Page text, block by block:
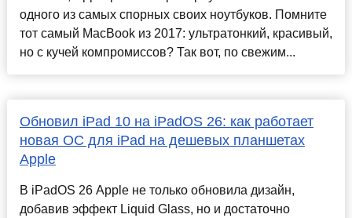
одного из самых спорных своих ноутбуков. Помните
тот самый MacBook из 2017: ультратонкий, красивый,
но с кучей компромиссов? Так вот, по свежим...
Обновил iPad 10 на iPadOS 26: как работает
новая ОС для iPad на дешевых планшетах
Apple
В iPadOS 26 Apple не только обновила дизайн,
добавив эффект Liquid Glass, но и достаточно